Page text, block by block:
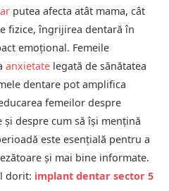
ar putea afecta atât mama, cât
fizice, îngrijirea dentară în
emoțional. Femeile
anxietate legată de sănătatea
dentare pot amplifica
femeilor despre
despre cum să își mențină
este esențială pentru a
și mai bine informate.
dorit: implant dentar sector 5